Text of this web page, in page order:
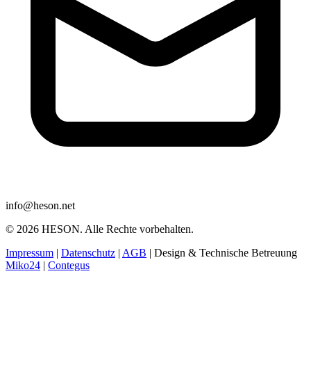
info@heson.net
© 2026 HESON. Alle Rechte vorbehalten.
Impressum | Datenschutz | AGB | Design & Technische Betreuung
Miko24 | Contegus